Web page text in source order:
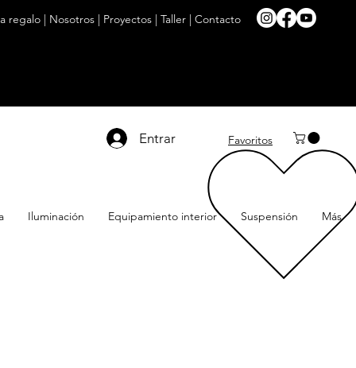
regalo | Nosotros | Proyectos | Taller | Contacto
Entrar Favoritos
Iluminación Equipamiento interior Suspensión Más